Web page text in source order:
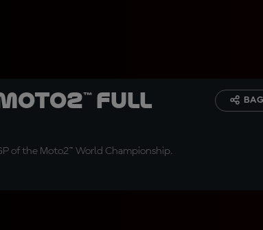
Full
of the Moto2™ World Championship.